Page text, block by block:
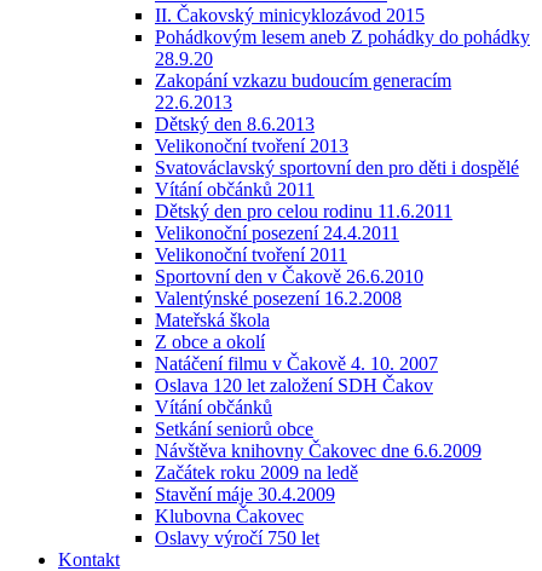
II. Čakovský minicyklozávod 2015
Pohádkovým lesem aneb Z pohádky do pohádky
28.9.20
Zakopání vzkazu budoucím generacím
22.6.2013
Dětský den 8.6.2013
Velikonoční tvoření 2013
Svatováclavský sportovní den pro děti i dospělé
Vítání občánků 2011
Dětský den pro celou rodinu 11.6.2011
Velikonoční posezení 24.4.2011
Velikonoční tvoření 2011
Sportovní den v Čakově 26.6.2010
Valentýnské posezení 16.2.2008
Mateřská škola
Z obce a okolí
Natáčení filmu v Čakově 4. 10. 2007
Oslava 120 let založení SDH Čakov
Vítání občánků
Setkání seniorů obce
Návštěva knihovny Čakovec dne 6.6.2009
Začátek roku 2009 na ledě
Stavění máje 30.4.2009
Klubovna Čakovec
Oslavy výročí 750 let
Kontakt